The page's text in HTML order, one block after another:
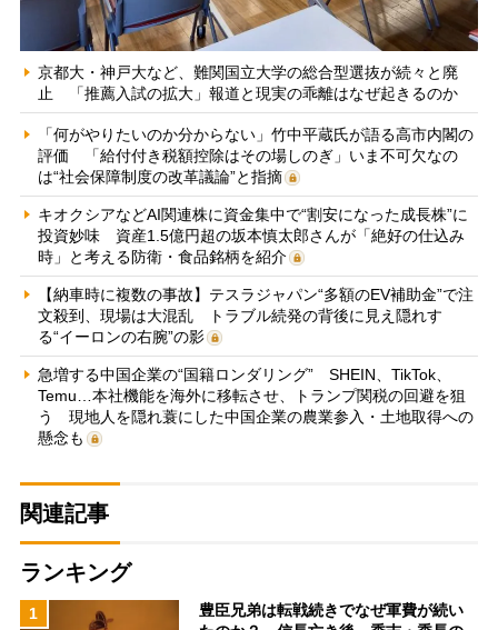
京都大・神戸大など、難関国立大学の総合型選抜が続々と廃
止 「推薦入試の拡大」報道と現実の乖離はなぜ起きるのか
「何がやりたいのか分からない」竹中平蔵氏が語る高市内閣の
評価 「給付付き税額控除はその場しのぎ」いま不可欠なの
は“社会保障制度の改革議論”と指摘
キオクシアなどAI関連株に資金集中で“割安になった成長株”に
投資妙味 資産1.5億円超の坂本慎太郎さんが「絶好の仕込み
時」と考える防衛・食品銘柄を紹介
【納車時に複数の事故】テスラジャパン“多額のEV補助金”で注
文殺到、現場は大混乱 トラブル続発の背後に見え隠れす
る“イーロンの右腕”の影
急増する中国企業の“国籍ロンダリング” SHEIN、TikTok、
Temu…本社機能を海外に移転させ、トランプ関税の回避を狙
う 現地人を隠れ蓑にした中国企業の農業参入・土地取得への
懸念も
関連記事
ランキング
1
豊臣兄弟は転戦続きでなぜ軍費が続い